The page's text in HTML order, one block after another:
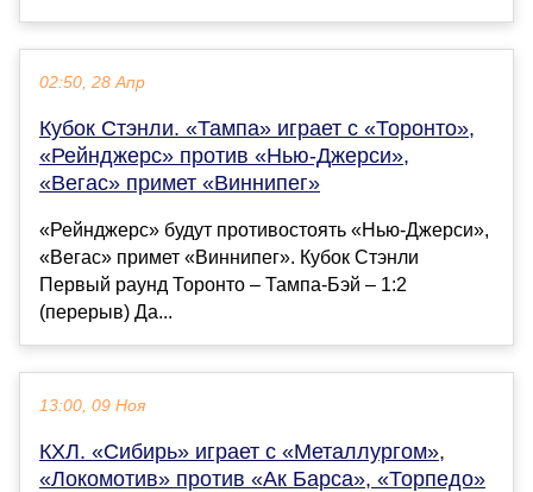
02:50, 28 Апр
Кубок Стэнли. «Тампа» играет с «Торонто»,
«Рейнджерс» против «Нью-Джерси»,
«Вегас» примет «Виннипег»
«Рейнджерс» будут противостоять «Нью-Джерси»,
«Вегас» примет «Виннипег». Кубок Стэнли
Первый раунд Торонто – Тампа-Бэй – 1:2
(перерыв) Да...
13:00, 09 Ноя
КХЛ. «Сибирь» играет с «Металлургом»,
«Локомотив» против «Ак Барса», «Торпедо»